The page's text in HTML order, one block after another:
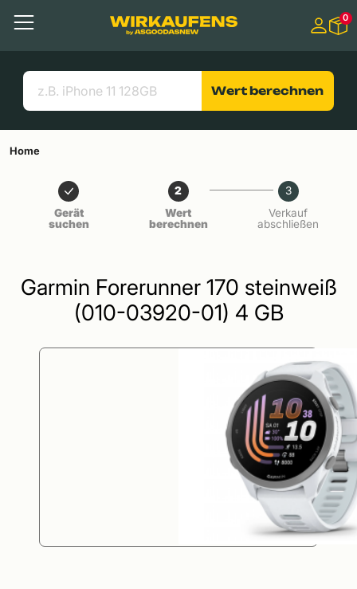
Menü
Suchen
Nützliche Links
0
Wert berechnen
Home
Gerät
suchen
2
Wert
berechnen
3
Verkauf
abschließen
Garmin Forerunner 170 steinweiß
(010-03920-01) 4 GB